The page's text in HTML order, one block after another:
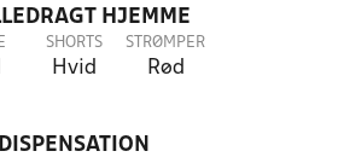
HJEMME
SHORTS
Hvid
STRØMPER
Rød
DISPENSATION